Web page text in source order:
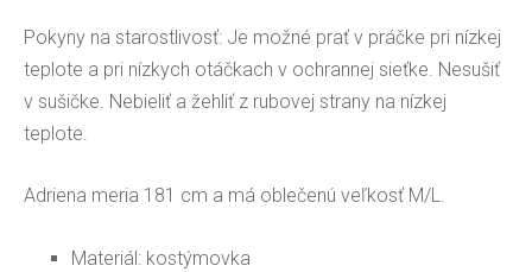
Pokyny na starostlivosť: Je možné prať v práčke pri nízkej
teplote a pri nízkych otáčkach v ochrannej sieťke. Nesušiť
v sušičke. Nebieliť a žehliť z rubovej strany na nízkej
teplote.
Adriena meria 181 cm a má oblečenú veľkosť M/L.
Materiál: kostýmovka